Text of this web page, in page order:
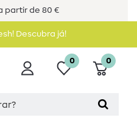
partir de 80 €
Descubra já!
0 0